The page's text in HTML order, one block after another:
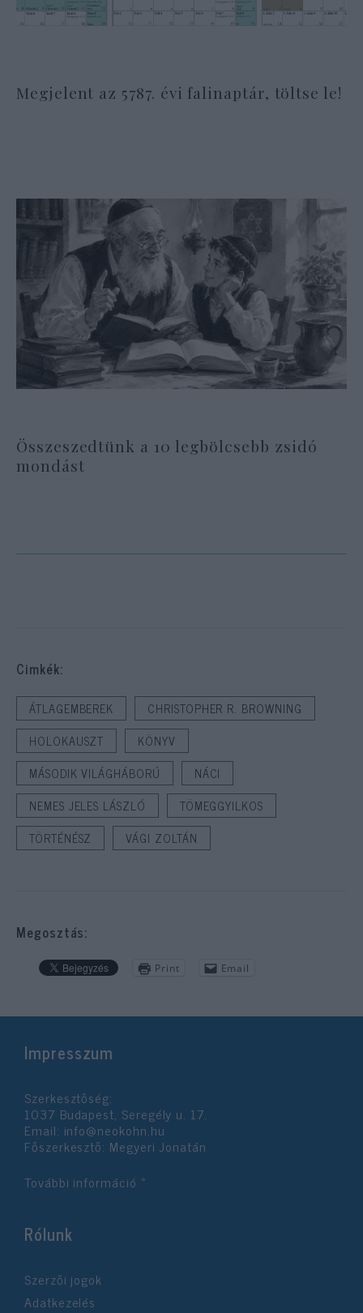
Megjelent az 5787. évi falinaptár, töltse le!
Összeszedtünk a 10 legbölcsebb zsidó
mondást
Cimkék:
ÁTLAGEMBEREK
CHRISTOPHER R. BROWNING
HOLOKAUSZT
KÖNYV
MÁSODIK VILÁGHÁBORÚ
NÁCI
NEMES JELES LÁSZLÓ
TÖMEGGYILKOS
TÖRTÉNÉSZ
VÁGI ZOLTÁN
Megosztás:
Print Email
Impresszum
Szerkesztőség:
1037 Budapest, Seregély u. 17.
Email: info@neokohn.hu
Főszerkesztő: Megyeri Jonatán
További információ »
Rólunk
Szerzői jogok
Adatkezelés